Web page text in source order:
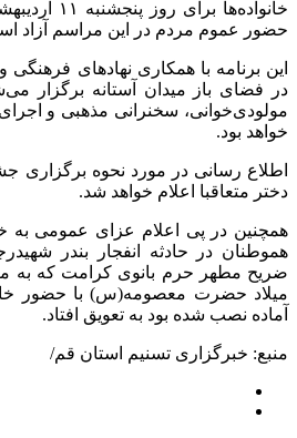
خانواده‌ها
حضور عموم مردم در این مراسم آزاد
این برنامه با همکاری نهادهای
در فضای باز میدان آستانه برگزار
مولودی‌خوانی، سخنرانی مذهبی و
خواهد بود.
اطلاع رسانی در مورد نحوه برگزاری
دختر متعاقبا اعلام خواهد شد.
همچنین در پی اعلام عزای عمومی به
هموطنان در حادثه انفجار بندر
ضریح مطهر حرم بانوی کرامت که به
میلاد حضرت معصومه(س) با حضور
آماده نصب شده بود به تعویق افتاد.
منبع: خبرگزاری تسنیم استان قم/